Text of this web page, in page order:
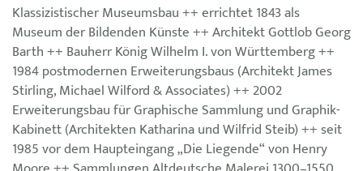
Klassizistischer Museumsbau ++ errichtet 1843 als
Museum der Bildenden Künste ++ Architekt Gottlob Georg
Barth ++ Bauherr König Wilhelm I. von Württemberg ++
1984 postmodernen Erweiterungsbaus (Architekt James
Stirling, Michael Wilford & Associates) ++ 2002
Erweiterungsbau für Graphische Sammlung und Graphik-
Kabinett (Architekten Katharina und Wilfrid Steib) ++ seit
1985 vor dem Haupteingang „Die Liegende“ von Henry